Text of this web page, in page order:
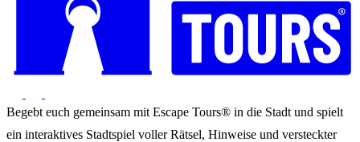
Begebt euch gemeinsam mit Escape Tours® in die Stadt und spielt
ein interaktives Stadtspiel voller Rätsel, Hinweise und versteckter